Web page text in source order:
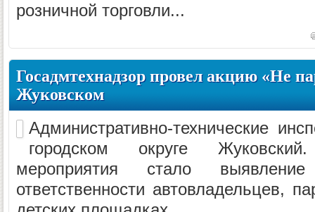
розничной торговли...
Госадмтехнадзор провел акцию «Не
Жуковском
Административно-технические
городском округе
мероприятия стало
ответственности автовладельцев,